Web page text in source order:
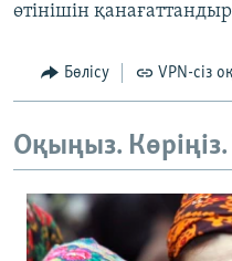
өтінішін
Бөлісу VPN-сіз
Оқыңыз.